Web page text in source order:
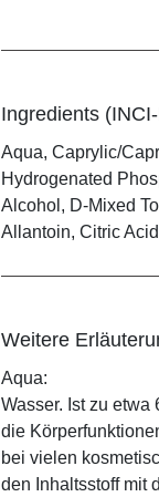
Ingredients
Aqua, Caprylic/
Hydrogenated
Alcohol, D-Mixed
Allantoin, Citric
Weitere
Aqua:
Wasser. Ist zu
die
bei vielen
den Inhaltsstoff mit